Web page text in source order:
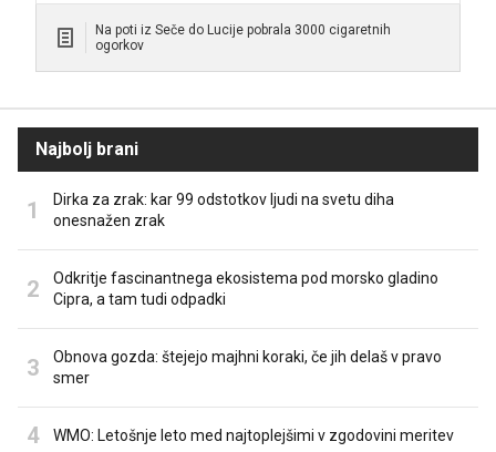
Na poti iz Seče do Lucije pobrala 3000 cigaretnih
ogorkov
Najbolj brani
Dirka za zrak: kar 99 odstotkov ljudi na svetu diha
onesnažen zrak
Odkritje fascinantnega ekosistema pod morsko gladino
Cipra, a tam tudi odpadki
Obnova gozda: štejejo majhni koraki, če jih delaš v pravo
smer
WMO: Letošnje leto med najtoplejšimi v zgodovini meritev